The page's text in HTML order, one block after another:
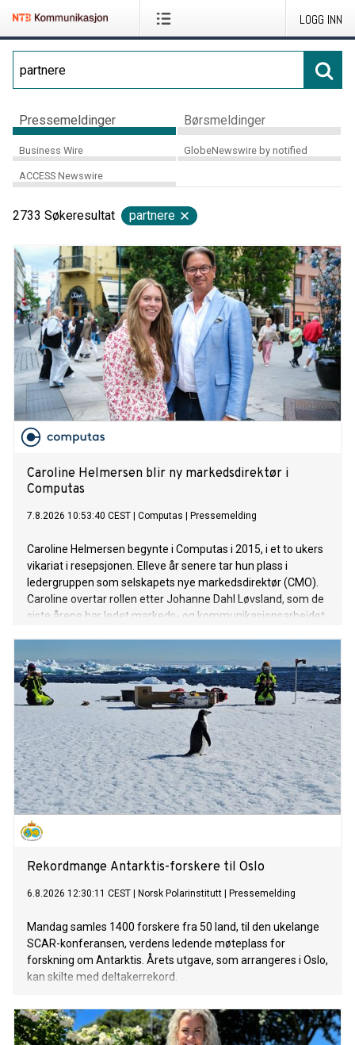
LOGG INN
Pressemeldinger Børsmeldinger
Business Wire GlobeNewswire by notified
ACCESS Newswire
2733 Søkeresultat partnere
Caroline Helmersen blir ny markedsdirektør i
Computas
7.8.2026 10:53:40 CEST Computas Pressemelding
Caroline Helmersen begynte i Computas i 2015, i et to ukers
vikariat i resepsjonen. Elleve år senere tar hun plass i
ledergruppen som selskapets nye markedsdirektør (CMO).
Caroline overtar rollen etter Johanne Dahl Løvsland, som de
siste årene har ledet markeds- og kommunikasjonsarbeidet
Rekordmange Antarktis-forskere til Oslo
6.8.2026 12:30:11 CEST Norsk Polarinstitutt Pressemelding
Mandag samles 1400 forskere fra 50 land, til den ukelange
SCAR-konferansen, verdens ledende møteplass for
forskning om Antarktis. Årets utgave, som arrangeres i Oslo,
kan skilte med deltakerrekord.